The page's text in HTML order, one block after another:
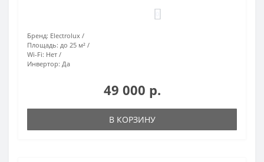
Бренд: Electrolux
Площадь: до 25 м²
Wi-Fi: Нет
Инвертор: Да
49 000 р.
В КОРЗИНУ